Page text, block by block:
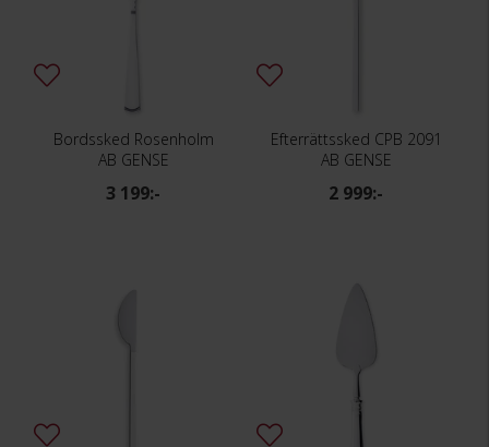
Bordssked Rosenholm
AB GENSE
3 199:-
Efterrättssked CPB 2091
AB GENSE
2 999:-